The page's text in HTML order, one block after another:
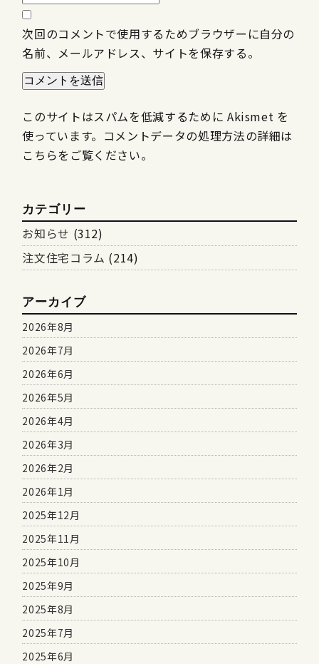
次回のコメントで使用するためブラウザーに自分の
名前、メールアドレス、サイトを保存する。
このサイトはスパムを低減するために Akismet を
使っています。 コメントデータの処理方法の詳細は
こちらをご覧ください。
カテゴリー
お知らせ (312)
注文住宅コラム (214)
アーカイブ
2026年8月
2026年7月
2026年6月
2026年5月
2026年4月
2026年3月
2026年2月
2026年1月
2025年12月
2025年11月
2025年10月
2025年9月
2025年8月
2025年7月
2025年6月